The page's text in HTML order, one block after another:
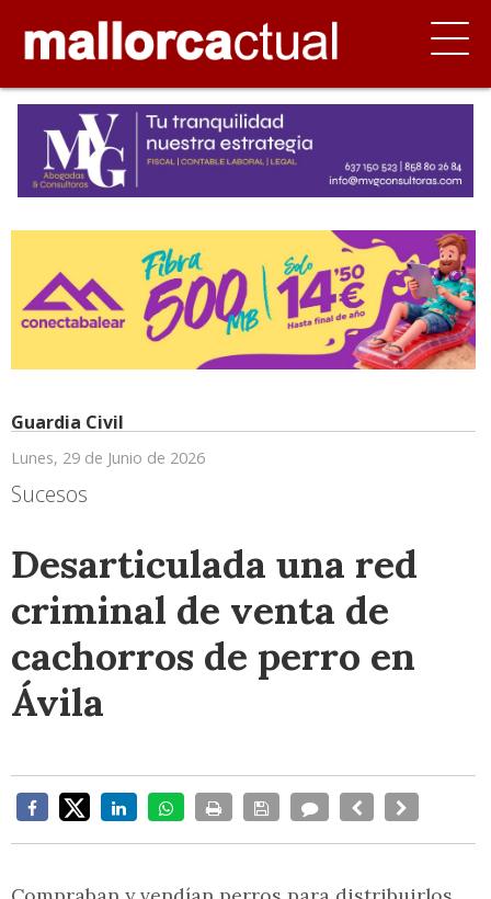
Guardia Civil
Lunes, 29 de Junio de 2026
Sucesos
Desarticulada una red
criminal de venta de
cachorros de perro en
Ávila